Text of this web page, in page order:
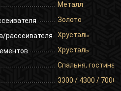
Металл
Золото
рассеивателя Хрусталь
Хрусталь
Спальня,
3300 / 4300 / 7000